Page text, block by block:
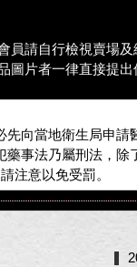
員請自行檢視賣場
片者一律直接提出
向當地衛生局申
事法乃屬刑法，
注意以免受罰。